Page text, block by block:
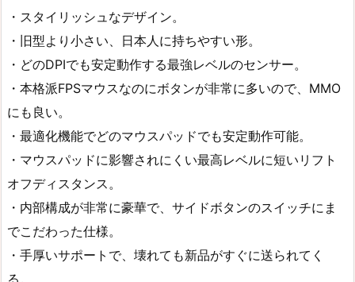
・スタイリッシュなデザイン。
・旧型より小さい、日本人に持ちやすい形。
・どのDPIでも安定動作する最強レベルのセンサー。
・本格派FPSマウスなのにボタンが非常に多いので、MMO
にも良い。
・最適化機能でどのマウスパッドでも安定動作可能。
・マウスパッドに影響されにくい最高レベルに短いリフト
オフディスタンス。
・内部構成が非常に豪華で、サイドボタンのスイッチにま
でこだわった仕様。
・手厚いサポートで、壊れても新品がすぐに送られてく